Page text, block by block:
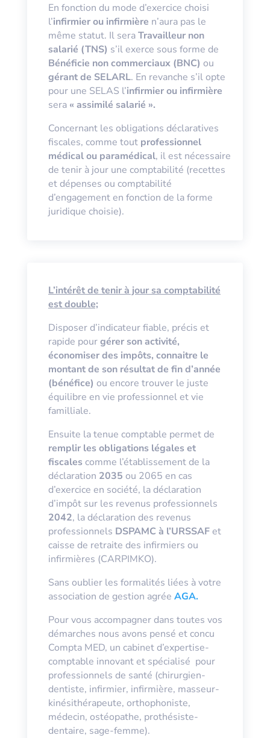
En fonction du mode d’exercice choisi
l’infirmier ou infirmière n’aura pas le
même statut. Il seraTravailleur non
salarié (TNS) s’il exerce sous forme de
Bénéficie non commerciaux (BNC) ou
gérant de SELARL. En revanche s’il opte
pour une SELAS l’infirmier ou infirmière
sera « assimilé salarié ».
Concernant les obligations déclaratives
fiscales, comme tout professionnel
médical ou paramédical, il est nécessaire
de tenir à jour une comptabilité (recettes
et dépenses ou comptabilité
d’engagement en fonction de la forme
juridique choisie).
L’intérêt de tenir à jour sa comptabilité
est double;
Disposer d’indicateur fiable, précis et
rapide pourgérer son activité,
économiser des impôts, connaitre le
montant de son résultat de fin d’année
(bénéfice) ou encore trouver le juste
équilibre en vie professionnel et vie
familliale.
Ensuite la tenue comptable permet de
remplir les obligations légales et
fiscales comme l’établissement de la
déclaration 2035 ou 2065 en cas
d’exercice en société, la déclaration
d’impôt sur les revenus professionnels
2042, la déclaration des revenus
professionnels DSPAMC à l’URSSAFet
caisse de retraite des infirmiers ou
infirmières (CARPIMKO).
Sans oublier les formalités liées à votre
association de gestion agrée AGA.
Pour vous accompagner dans toutes vos
démarches nous avons pensé et concu
Compta MED, un cabinet d’expertise-
comptable innovant et spécialisé pour
professionnels de santé (chirurgien-
dentiste, infirmier, infirmière, masseur-
kinésithérapeute, orthophoniste,
médecin, ostéopathe, prothésiste-
dentaire, sage-femme).